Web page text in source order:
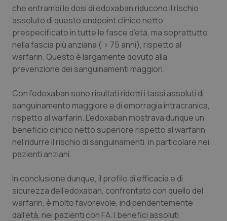
che entrambi le dosi di edoxaban riducono il rischio
assoluto di questo endpointclinico netto
prespecificato in tutte le fasce d’età, ma soprattutto
nella fascia più anziana ( > 75 anni), rispetto al
warfarin. Questo è largamente dovuto alla
prevenzione dei sanguinamenti maggiori.
Con l’edoxaban sono risultati ridotti i tassi assoluti di
sanguinamento maggiore e di emorragia intracranica,
rispetto al warfarin. L’edoxaban mostrava dunque un
beneficio clinico netto superiore rispetto al warfarin
nel ridurre il rischio di sanguinamenti, in particolare nei
pazienti anziani.
In conclusione dunque, il profilo di efficacia e di
sicurezza dell’edoxaban, confrontato con quello del
warfarin, è molto favorevole, indipendentemente
dall’età, nei pazienti con FA. I benefici assoluti